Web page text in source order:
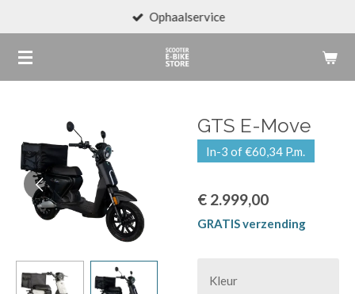
naar
de
Ophaalservice
GTS E-Move
In-3 of €60,34 P.m.
€ 2.999,00
GRATIS verzending
Kleur